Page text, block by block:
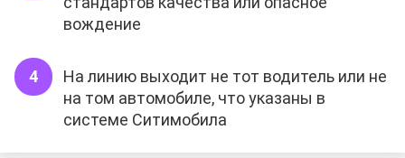
вождение
На линию выходит не тот водитель или не
на том автомобиле, что указаны в
системе Ситимобила